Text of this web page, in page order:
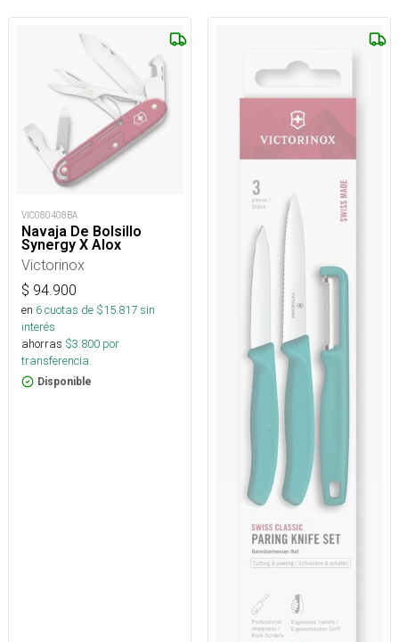
VIC080408BA
Navaja De Bolsillo
Synergy X Alox
Victorinox
$ 94.900
en 6cuotas de $15.817sin
interés
ahorras $3.800 por
transferencia.
Disponible